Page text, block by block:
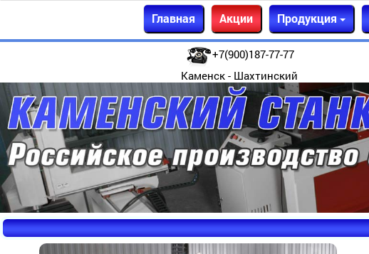
Главная Акции Продукция
+7(900)187-77-77
Каменск - Шахтинский